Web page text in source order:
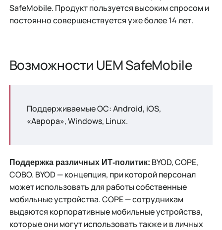
SafeMobile. Продукт пользуется высоким спросом и
постоянно совершенствуется уже более 14 лет.
Возможности UEM SafeMobile
Поддерживаемые ОС: Android, iOS,
«Аврора», Windows, Linux.
Поддержка различных ИТ-политик: BYOD, COPE,
COBO. BYOD — концепция, при которой персонал
может использовать для работы собственные
мобильные устройства. COPE — сотрудникам
выдаются корпоративные мобильные устройства,
которые они могут использовать также и в личных